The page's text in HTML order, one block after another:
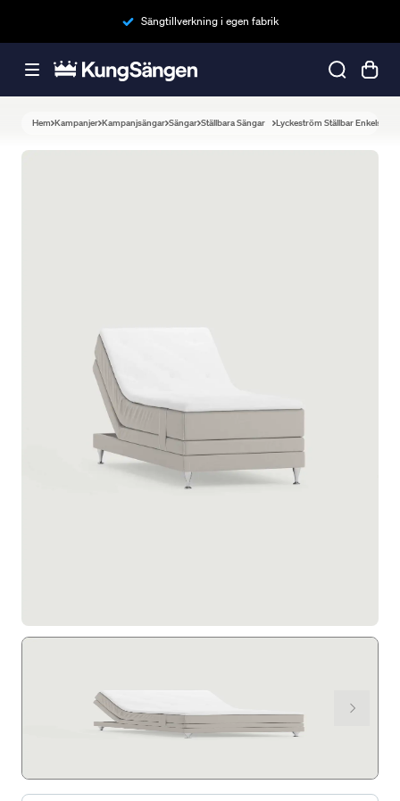
Sängtillverkning i egen fabrik
Hem Kampanjer Kampanjsängar Sängar Ställbara Sängar Lyckeström Ställbar Enkelsäng